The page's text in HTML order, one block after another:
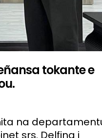
tokante e
na
srs. Delfina i